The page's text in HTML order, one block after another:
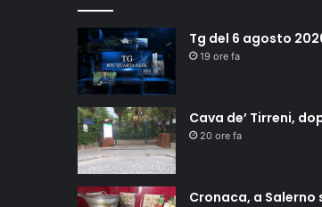
Tg del 6 agosto
19 ore fa
Cava de’ Tirreni,
20 ore fa
Cronaca, a